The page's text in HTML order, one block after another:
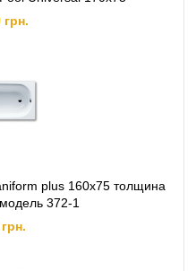
грн.
plus 160x75 толщина
372-1